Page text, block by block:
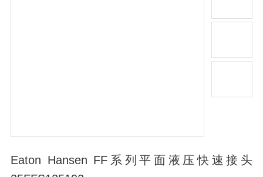
Eaton Hansen FF系列平面液压快速接头